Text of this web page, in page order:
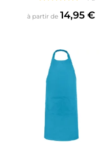
à partir de Prix
14,95 €